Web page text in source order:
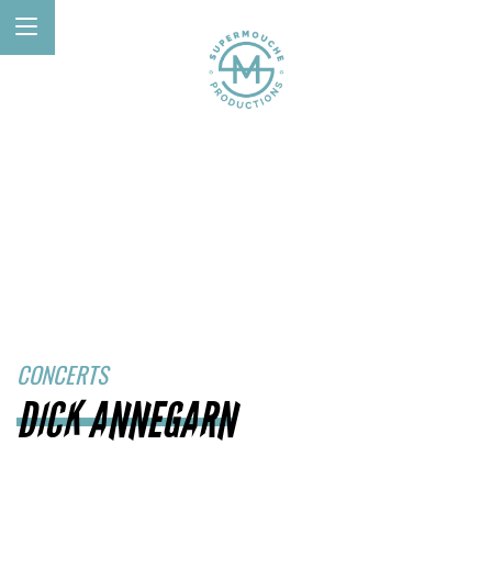
CONCERTS
DICK ANNEGARN